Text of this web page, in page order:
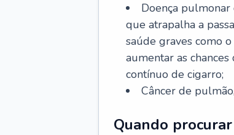
Doença pulmonar
que atrapalha a
saúde graves como
aumentar as
contínuo de cigarro;
Câncer de
Quando